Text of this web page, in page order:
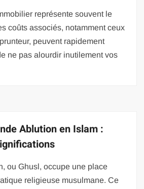
représente souvent le
coûts associés, notamment ceux
peuvent rapidement
ne pas alourdir inutilement vos
Ablution en Islam :
ou Ghusl, occupe une place
religieuse musulmane. Ce